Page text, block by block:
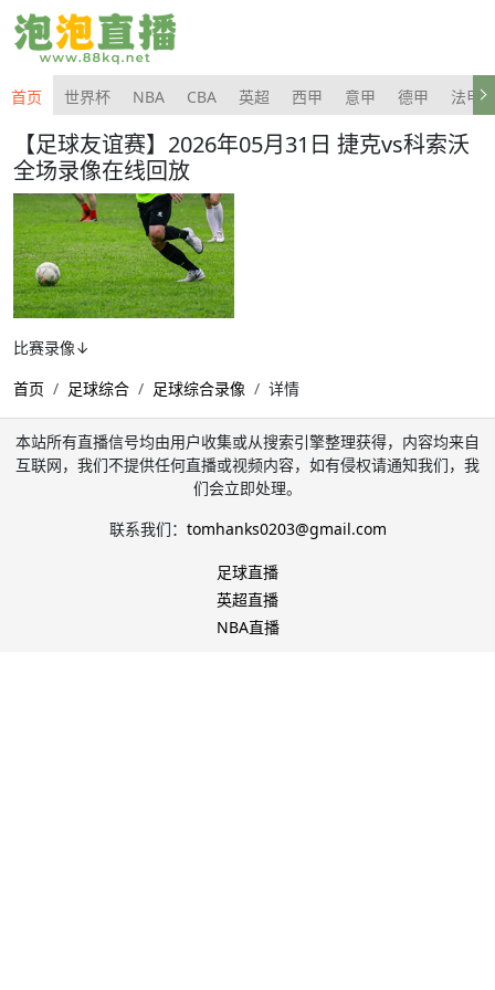
首页 世界杯 NBA CBA 英超 西甲 意甲 德甲 法甲
【足球友谊赛】2026年05月31日 捷克vs科索沃
全场录像在线回放
比赛录像↓
首页
足球综合 足球综合录像 详情
本站所有直播信号均由用户收集或从搜索引擎整理获得，内容均来自
互联网，我们不提供任何直播或视频内容，如有侵权请通知我们，我
们会立即处理。
联系我们： tomhanks0203@gmail.com
足球直播
英超直播
NBA直播